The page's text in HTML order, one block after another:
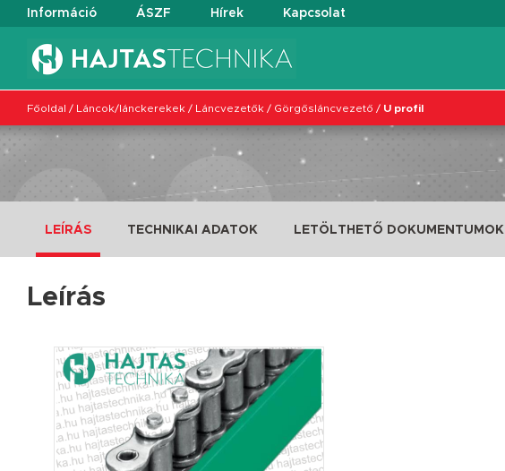
Információ ÁSZF Hírek Kapcsolat
Főoldal / Láncok/lánckerekek / Láncvezetők / Görgősláncvezető / U profil
LEÍRÁS TECHNIKAI ADATOK LETÖLTHETŐ DOKUMENTUMOK
Leírás